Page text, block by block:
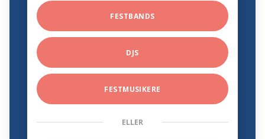
FESTBANDS
DJS
FESTMUSIKERE
ELLER